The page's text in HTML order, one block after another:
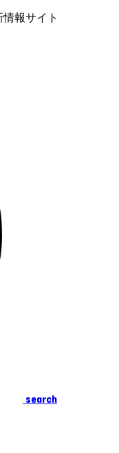
報サイト
search